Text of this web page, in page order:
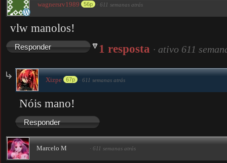
wagnersrv1989 56p · 611 semanas atrás
vlw manolos!
Responder 1 resposta · ativo 611
Xizpe 67p · 611 semanas atrás
Nóis mano!
Responder
Marcelo M · 611 semanas atrás